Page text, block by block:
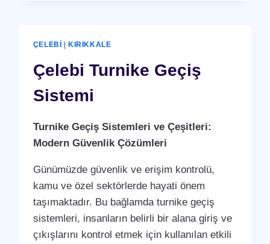
ÇELEBI KIRIKKALE
Çelebi Turnike Geçiş
Sistemi
Turnike Geçiş Sistemleri ve Çeşitleri:
Modern Güvenlik Çözümleri
Günümüzde güvenlik ve erişim kontrolü,
kamu ve özel sektörlerde hayati önem
taşımaktadır. Bu bağlamda turnike geçiş
sistemleri, insanların belirli bir alana giriş ve
çıkışlarını kontrol etmek için kullanılan etkili